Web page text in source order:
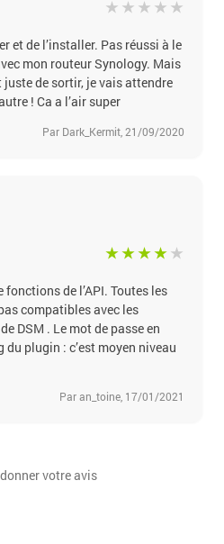
et de l’installer. Pas réussi à le
mon routeur Synology. Mais
de sortir, je vais attendre
! Ca a l’air super
Par Dark_Kermit, 21/09/2020
fonctions de l’API. Toutes les
compatibles avec les
DSM . Le mot de passe en
plugin : c’est moyen niveau
Par an_toine, 17/01/2021
votre avis